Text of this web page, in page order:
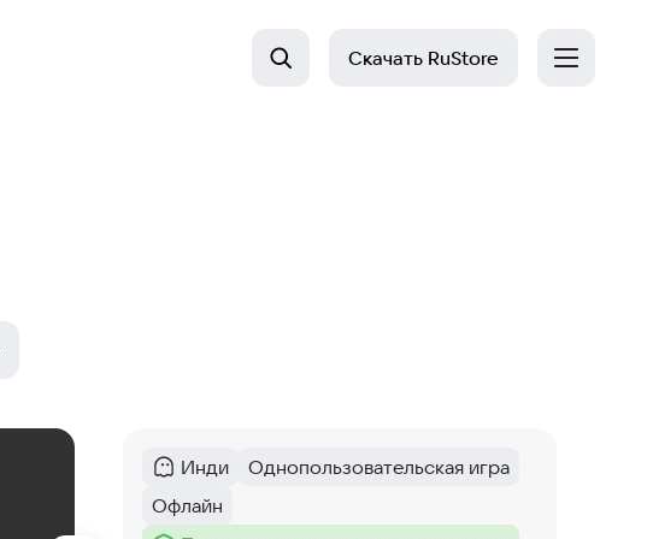
Скачать RuStore
Категория :
Инди
Тег:
Однопользовательская игра
Тег:
Офлайн